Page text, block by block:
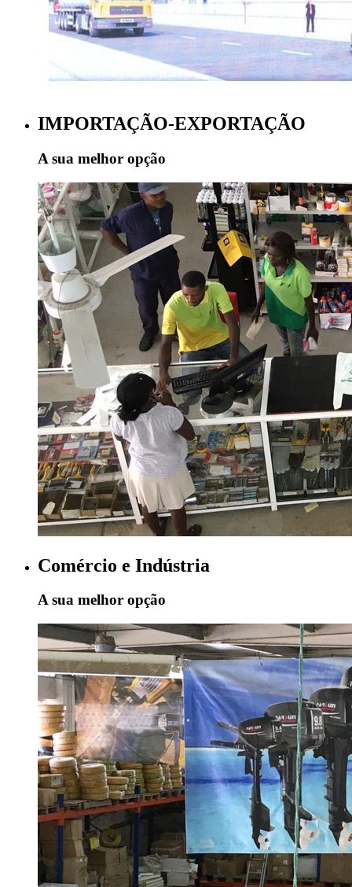
IMPORTAÇÃO-EXPORTAÇÃO
A sua melhor opção
Comércio e Indústria
A sua melhor opção